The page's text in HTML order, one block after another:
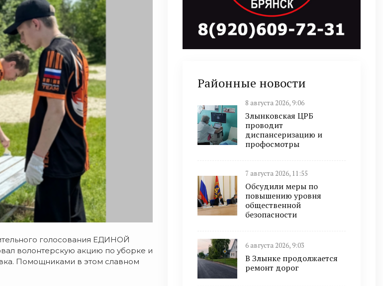
голосования ЕДИНОЙ
волонтерскую акцию по уборке и
Помощниками в этом славном
Районные новости
8 августа 2026, 9:06
Злынковская ЦРБ
проводит
диспансеризацию и
профосмотры
7 августа 2026, 11:55
Обсудили меры по
повышению уровня
общественной
безопасности
6 августа 2026, 9:03
В Злынке продолжается
ремонт дорог